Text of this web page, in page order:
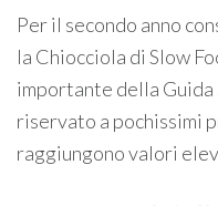
Per il secondo anno
la Chiocciola di Slow
importante della
riservato a pochissimi
raggiungono valori